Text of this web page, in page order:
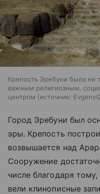
Крепость Эребуни была не
важным религиозным,
центром
источник:
Город Эребуни был
эры. Крепость
возвышается над
Сооружение
числе благодаря
вели клинописные